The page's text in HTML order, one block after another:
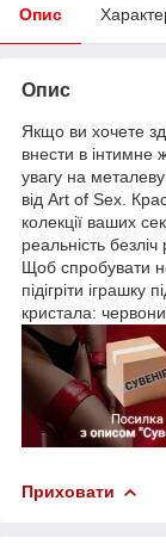
Опис
Опис
Якщо ви хочете
внести в інтимне
увагу на
від Art of Sex.
колекції ваших
реальність
Щоб спробувати
підігріти
кристала:
Приховати